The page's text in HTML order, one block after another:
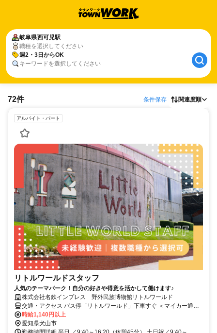
岐阜県西可児駅
職種を選択してください
週2・3日からOK
キーワードを選択してください
72件 条件保存 関連度順
アルバイト・パート
リトルワールドスタッフ
人気のテーマパーク！自分の好きや得意を活かして働けます♪
株式会社名鉄インプレス 野外民族博物館リトルワールド
交通・アクセス バス停「リトルワールド」下車すぐ ＜マイカー通勤
を推奨＞
時給1,140円以上
愛知県犬山市